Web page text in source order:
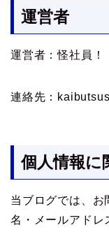
運営者
運営者：怪社員！
連絡先：
個人情報に
当ブログでは、お
名・メールアドレ